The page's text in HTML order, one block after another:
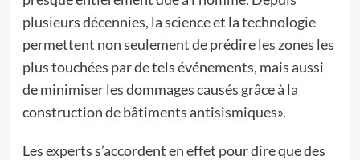
plusieurs décennies, la science et la technologie
permettent non seulement de prédire les zones les
plus touchées par de tels événements, mais aussi
de minimiser les dommages causés grâce à la
construction de bâtiments antisismiques».
Les experts s’accordent en effet pour dire que des